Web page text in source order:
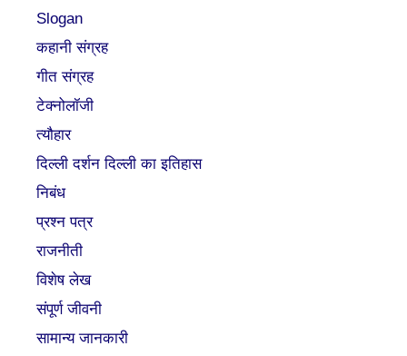
Slogan
कहानी संग्रह
गीत संग्रह
टेक्नोलॉजी
त्यौहार
दिल्ली दर्शन दिल्ली का इतिहास
निबंध
प्रश्न पत्र
राजनीती
विशेष लेख
संपूर्ण जीवनी
सामान्य जानकारी